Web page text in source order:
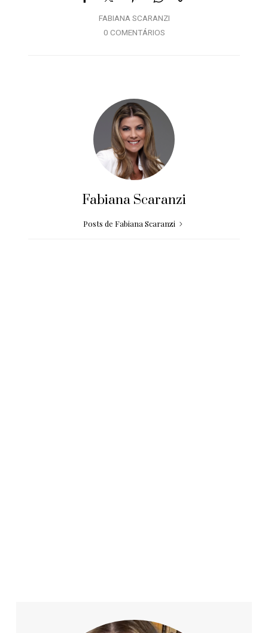
FABIANA SCARANZI
0 COMENTÁRIOS
Fabiana Scaranzi
Posts de Fabiana Scaranzi